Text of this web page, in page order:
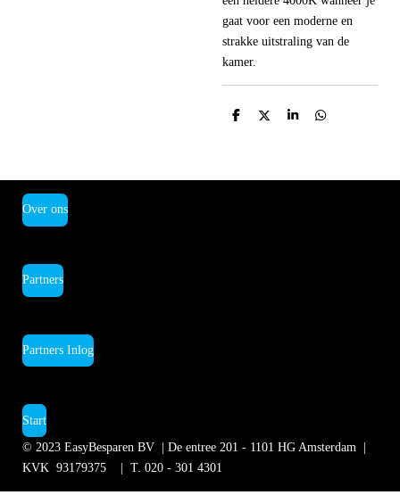
gaat voor een moderne en
strakke uitstraling van de
kamer.
D
D
S
D
Over ons
Partners
Partners Inlog
Start
© 2023 EasyBesparen BV | De entree 201 - 1101 HG Amsterdam
KVK 93179375 | T. 020 - 301 4301